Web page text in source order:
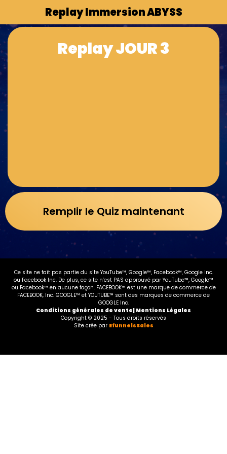
Replay Immersion ABYSS
Replay JOUR 3
Remplir le Quiz maintenant
Ce site ne fait pas partie du site YouTube™, Google™, Facebook™, Google Inc.
ou Facebook Inc. De plus, ce site n’est PAS approuvé par YouTube™, Google™
ou Facebook™ en aucune façon. FACEBOOK™ est une marque de commerce de
FACEBOOK, Inc. GOOGLE™ et YOUTUBE™ sont des marques de commerce de
GOOGLE Inc.
Conditions générales de vente| Mentions Légales
Copyright © 2025 - Tous droits réservés
Site crée par EfunnelsSales